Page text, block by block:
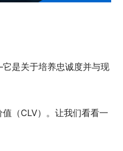
是关于培养忠诚度并与现
（CLV）。让我们看看一